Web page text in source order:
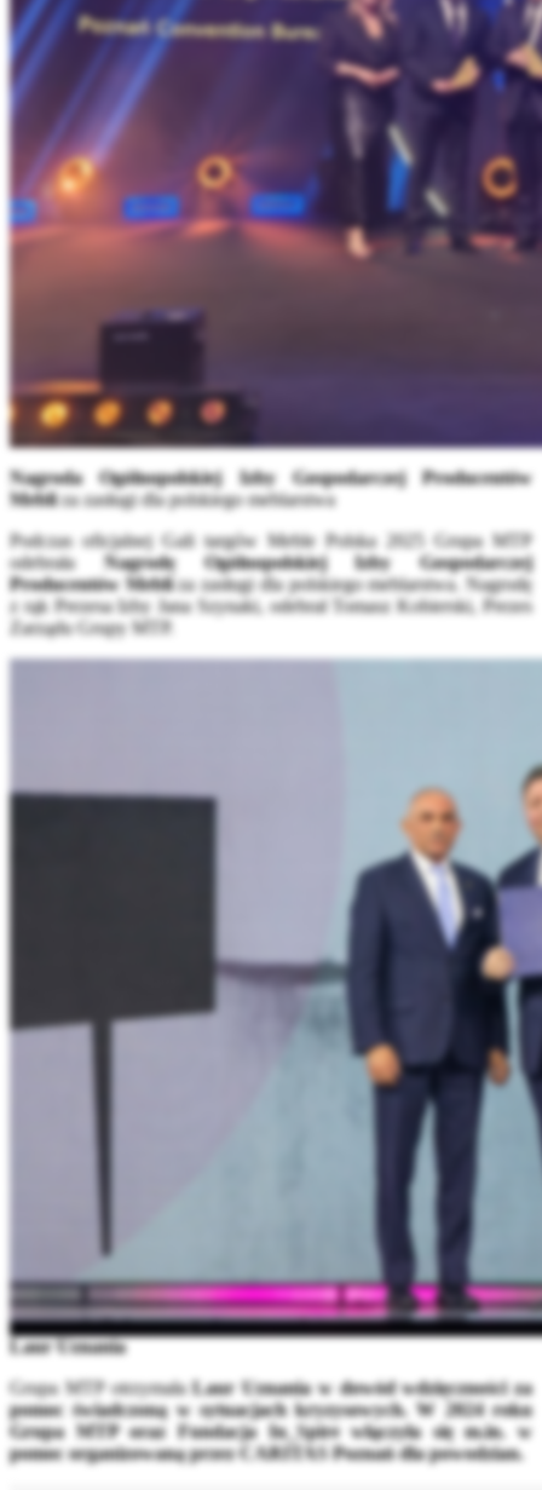
Nagroda Ogólnopolskiej Izby Gospodarczej Producentów
Mebliza zasługi dla polskiego meblarstwa
Podczas oficjalnej Gali targów Meble Polska 2025 Grupa MTP
odebrała Nagrodę Ogólnopolskiej Izby Gospodarczej
Producentów Mebliza zasługi dla polskiego meblarstwa. Nagrodę
z rąk Prezesa Izby Jana Szynaki, odebrał Tomasz Kobierski, Prezes
Zarządu Grupy MTP.
Laur Uznania
Grupa MTP otrzymałaLaur Uznania w dowód wdzięczności za
pomoc świadczoną w sytuacjach kryzysowych. W 2024 roku
Grupa MTP oraz Fundacja In_Spire włączyła się m.in. w
pomoc organizowaną przez CARITAS Poznań dla powodzian.